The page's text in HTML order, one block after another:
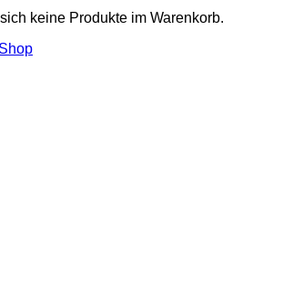
keine Produkte im Warenkorb.